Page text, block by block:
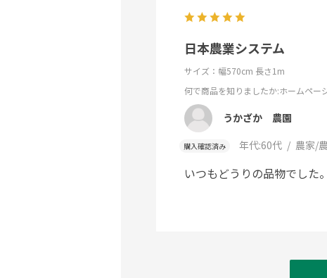
日本農業システム
サイズ：幅570cm 長さ1m
何で商品を知りましたか:ホームペー
うかざか 農園
購入確認済み 年代:60代 農家/
いつもどうりの品物でした。